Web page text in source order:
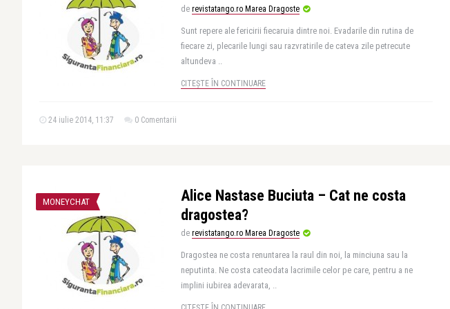
de revistatango.ro Marea Dragoste
Sunt repere ale fericirii fiecaruia dintre noi. Evadarile din rutina de
fiecare zi, plecarile lungi sau razvratirile de cateva zile petrecute
altundeva ..
CITEȘTE ÎN CONTINUARE
24 iulie 2014, 11:37 0 Comentarii
MONEYCHAT
Alice Nastase Buciuta – Cat ne costa
dragostea?
de revistatango.ro Marea Dragoste
Dragostea ne costa renuntarea la raul din noi, la minciuna sau la
neputinta. Ne costa cateodata lacrimile celor pe care, pentru a ne
implini iubirea adevarata, ..